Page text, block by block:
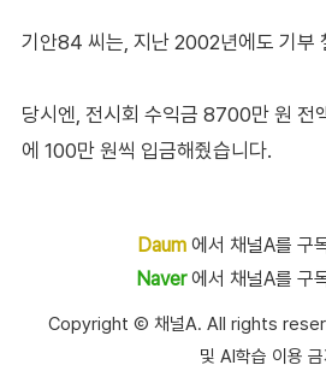
기안84 씨는, 지난 2002년에도 기부
당시엔, 전시회 수익금 8700만 원 전
에 100만 원씩 입금해줬습니다.
Daum에서 채널A를 구
Naver에서 채널A를 구
Copyright Ⓒ 채널A. All rights
및 AI학습 이용 금